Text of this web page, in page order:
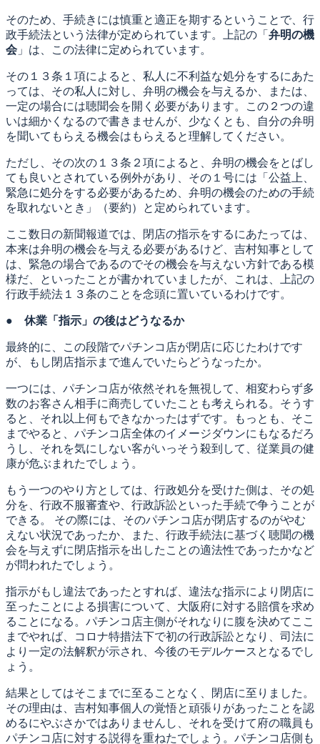
そのため、手続きには慎重と適正を期するということで、行
政手続法という法律が定められています。上記の「 弁明の機
会 」は、この法律に定められています。
その１３条１項によると、私人に不利益な処分をするにあた
っては、その私人に対し、弁明の機会を与えるか、または、
一定の場合には聴聞会を開く必要があります。この２つの違
いは細かくなるので書きませんが、少なくとも、自分の弁明
を聞いてもらえる機会はもらえると理解してください。
ただし、その次の１３条２項によると、弁明の機会をとばし
ても良いとされている例外があり、その１号には「公益上、
緊急に処分をする必要があるため、弁明の機会のための手続
を取れないとき」（要約）と定められています。
ここ数日の新聞報道では、閉店の指示をするにあたっては、
本来は弁明の機会を与える必要があるけど、吉村知事として
は、緊急の場合であるのでその機会を与えない方針である模
様だ、といったことが書かれていましたが、これは、上記の
行政手続法１３条のことを念頭に置いているわけです。
● 休業「指示」の後はどうなるか
最終的に、この段階でパチンコ店が閉店に応じたわけです
が、もし閉店指示まで進んでいたらどうなったか。
一つには、パチンコ店が依然それを無視して、相変わらず多
数のお客さん相手に商売していたことも考えられる。そうす
ると、それ以上何もできなかったはずです。もっとも、そこ
までやると、パチンコ店全体のイメージダウンにもなるだろ
うし、それを気にしない客がいっそう殺到して、従業員の健
康が危ぶまれたでしょう。
もう一つのやり方としては、行政処分を受けた側は、その処
分を、行政不服審査や、行政訴訟といった手続で争うことが
できる。 その際には、そのパチンコ店が閉店するのがやむ
えない状況であったか、また、行政手続法に基づく聴聞の機
会を与えずに閉店指示を出したことの適法性であったかなど
が問われたでしょう。
指示がもし違法であったとすれば、違法な指示により閉店に
至ったことによる損害について、大阪府に対する賠償を求め
ることになる。パチンコ店主側がそれなりに腹を決めてここ
までやれば、コロナ特措法下で初の行政訴訟となり、司法に
より一定の法解釈が示され、今後のモデルケースとなるでし
ょう。
結果としてはそこまでに至ることなく、閉店に至りました。
その理由は、吉村知事個人の覚悟と頑張りがあったことを認
めるにやぶさかではありませんし、それを受けて府の職員も
パチンコ店に対する説得を重ねたでしょう。パチンコ店側も